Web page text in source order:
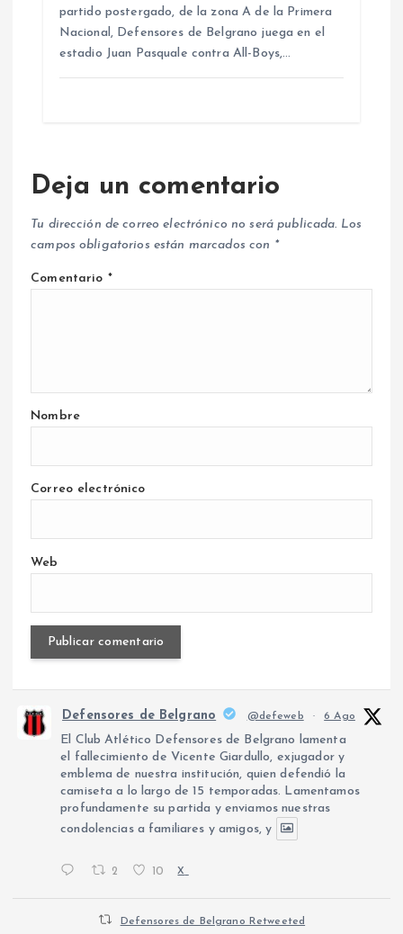
partido postergado, de la zona A de la Primera
Nacional, Defensores de Belgrano juega en el
estadio Juan Pasquale contra All-Boys,…
Deja un comentario
Tu dirección de correo electrónico no será publicada. Los
campos obligatorios están marcados con *
Comentario *
Nombre
Correo electrónico
Web
Defensores de Belgrano @defeweb · 6 Ago
El Club Atlético Defensores de Belgrano lamenta
el fallecimiento de Vicente Giardullo, exjugador y
emblema de nuestra institución, quien defendió la
camiseta a lo largo de 15 temporadas. Lamentamos
profundamente su partida y enviamos nuestras
condolencias a familiares y amigos, y
2 10 X
Defensores de Belgrano Retweeted